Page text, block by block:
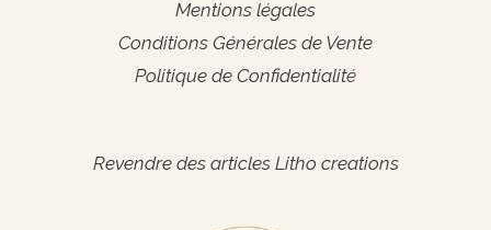
Mentions légales
Conditions Générales de Vente
Politique de Confidentialité
Revendre des articles Litho creations